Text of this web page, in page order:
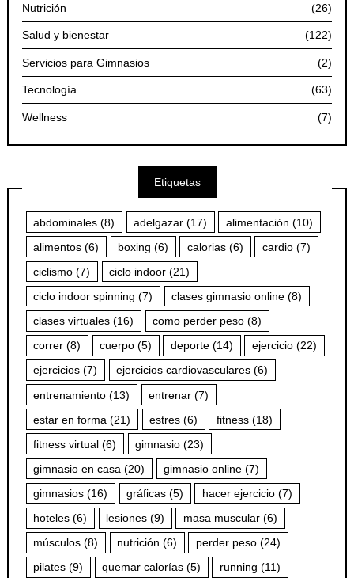
Nutrición (26)
Salud y bienestar (122)
Servicios para Gimnasios (2)
Tecnología (63)
Wellness (7)
Etiquetas
abdominales (8) adelgazar (17) alimentación (10)
alimentos (6) boxing (6) calorias (6) cardio (7)
ciclismo (7) ciclo indoor (21)
ciclo indoor spinning (7) clases gimnasio online (8)
clases virtuales (16) como perder peso (8)
correr (8) cuerpo (5) deporte (14) ejercicio (22)
ejercicios (7) ejercicios cardiovasculares (6)
entrenamiento (13) entrenar (7)
estar en forma (21) estres (6) fitness (18)
fitness virtual (6) gimnasio (23)
gimnasio en casa (20) gimnasio online (7)
gimnasios (16) gráficas (5) hacer ejercicio (7)
hoteles (6) lesiones (9) masa muscular (6)
músculos (8) nutrición (6) perder peso (24)
pilates (9) quemar calorías (5) running (11)